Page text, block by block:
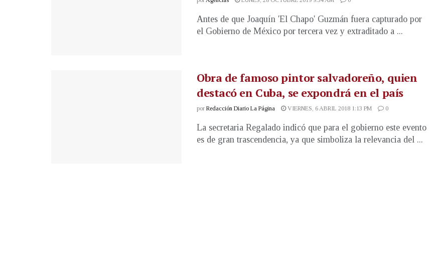
Antes de que Joaquín 'El Chapo' Guzmán fuera capturado por
el Gobierno de México por tercera vez y extraditado a ...
Obra de famoso pintor salvadoreño, quien
destacó en Cuba, se expondrá en el país
por Redacción Diario La Página VIERNES, 6 ABRIL 2018 1:13 PM 0
La secretaria Regalado indicó que para el gobierno este evento
es de gran trascendencia, ya que simboliza la relevancia del ...